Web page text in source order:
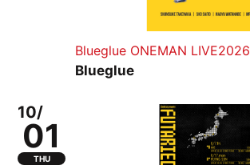
Blueglue ONEMAN LIVE2026
Blueglue
10/
01
THU